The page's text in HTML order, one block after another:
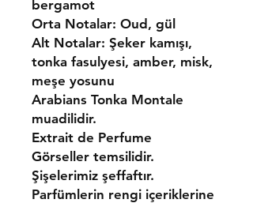
bergamot
Orta Notalar: Oud, gül
Alt Notalar: Şeker kamışı,
tonka fasulyesi, amber, misk,
meşe yosunu
Arabians Tonka Montale
muadilidir.
Extrait de Perfume
Görseller temsilidir.
Şişelerimiz şeffaftır.
Parfümlerin rengi içeriklerine